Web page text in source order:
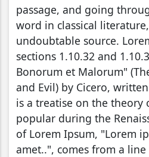
passage, and going
word in classical
undoubtable source.
sections 1.10.32 and
Bonorum et Malorum"
and Evil) by Cicero,
is a treatise on the theory
popular during the
of Lorem Ipsum, "Lorem
amet..", comes from a